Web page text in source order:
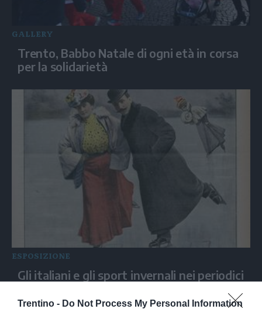
Trentino - Do Not Process My Personal Information
GALLERY
Trento, Babbo Natale di ogni età in corsa
per la solidarietà
ESPOSIZIONE
Gli italiani e gli sport invernali nei periodici